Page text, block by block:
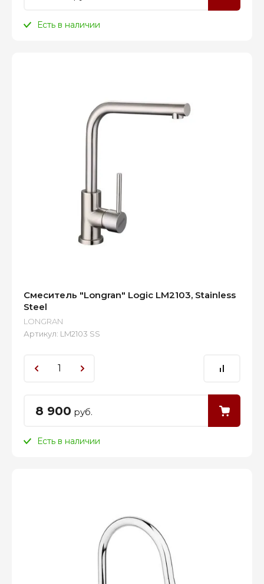
Есть в наличии
Смеситель "Longran" Logic LM2103, Stainless
Steel
LONGRAN
Артикул: LM2103 SS
8 900 руб.
Есть в наличии